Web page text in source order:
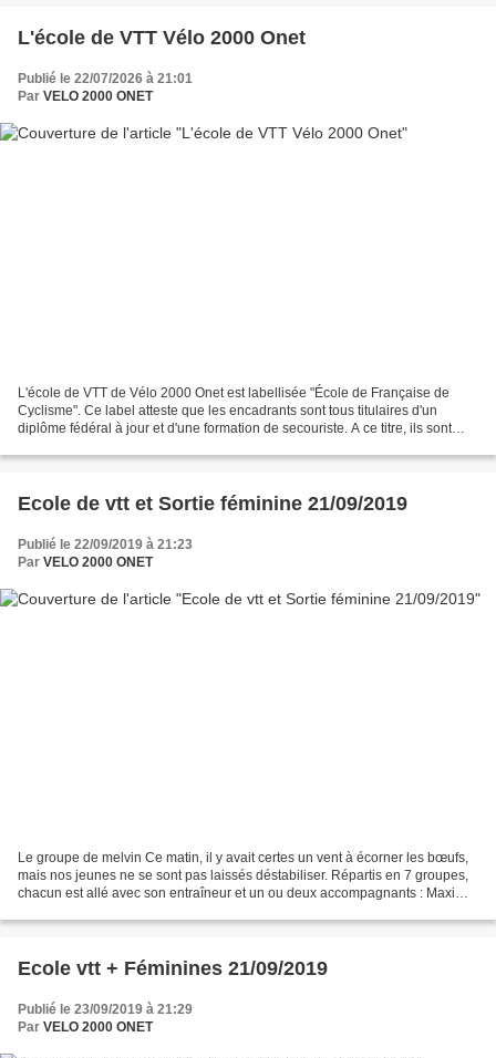
L'école de VTT Vélo 2000 Onet
Publié le 22/07/2026 à 21:01
Par VELO 2000 ONET
L'école de VTT de Vélo 2000 Onet est labellisée "École de Française de
Cyclisme". Ce label atteste que les encadrants sont tous titulaires d'un
diplôme fédéral à jour et d'une formation de secouriste. A ce titre, ils sont
Ecole de vtt et Sortie féminine 21/09/2019
Publié le 22/09/2019 à 21:23
Par VELO 2000 ONET
Le groupe de melvin Ce matin, il y avait certes un vent à écorner les bœufs,
mais nos jeunes ne se sont pas laissés déstabiliser. Répartis en 7 groupes,
chacun est allé avec son entraîneur et un ou deux accompagnants : Maxime
Ecole vtt + Féminines 21/09/2019
Publié le 23/09/2019 à 21:29
Par VELO 2000 ONET